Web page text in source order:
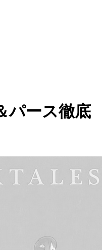
パース徹底